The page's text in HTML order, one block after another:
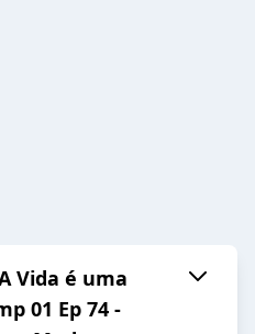
Vida é uma
01 Ep 74 -